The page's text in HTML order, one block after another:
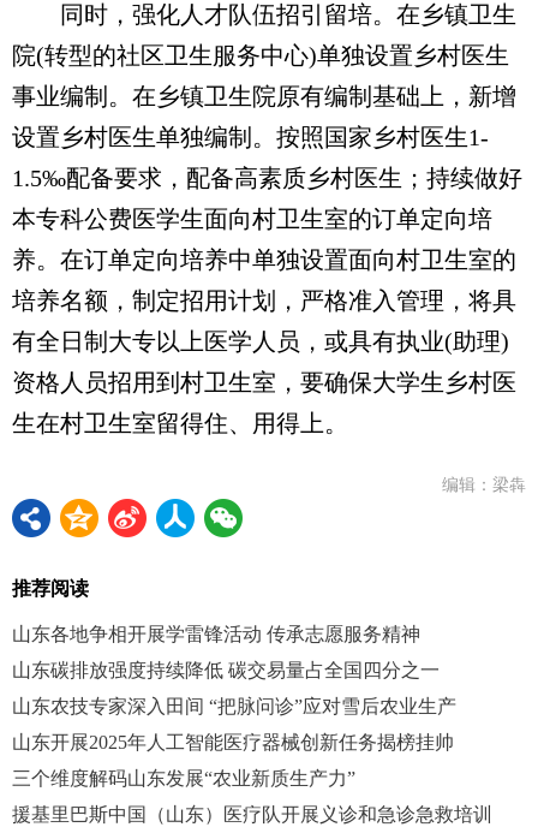
同时，强化人才队伍招引留培。在乡镇卫生
院(转型的社区卫生服务中心)单独设置乡村医生
事业编制。在乡镇卫生院原有编制基础上，新增
设置乡村医生单独编制。按照国家乡村医生1-
1.5‰配备要求，配备高素质乡村医生；持续做好
本专科公费医学生面向村卫生室的订单定向培
养。在订单定向培养中单独设置面向村卫生室的
培养名额，制定招用计划，严格准入管理，将具
有全日制大专以上医学人员，或具有执业(助理)
资格人员招用到村卫生室，要确保大学生乡村医
生在村卫生室留得住、用得上。
编辑：梁犇
推荐阅读
山东各地争相开展学雷锋活动 传承志愿服务精神
山东碳排放强度持续降低 碳交易量占全国四分之一
山东农技专家深入田间 “把脉问诊”应对雪后农业生产
山东开展2025年人工智能医疗器械创新任务揭榜挂帅
三个维度解码山东发展“农业新质生产力”
援基里巴斯中国（山东）医疗队开展义诊和急诊急救培训